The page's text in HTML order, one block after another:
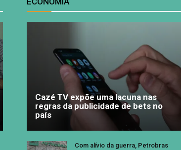
Cazé TV expõe uma lacuna nas
regras da publicidade de bets no
país
Com alívio da guerra, Petrobras